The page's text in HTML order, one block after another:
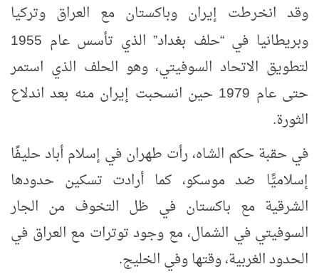
وقد انخرطت إيران وباكستان مع العراق وتركيا
وبريطانيا في“حلف بغداد”
الذي تأسس عام 1955
لتطويق الاتحاد السوفيتي، وهو الحلف الذي استمر
حتى عام 1979 حين انسحبت إيران منه بعد اندلاع
الثورة.
في حقبة حكم الشاه، رأت طهران في إسلام أباد حليفًا
إسلاميًّا ضد موسكو، كما أرادت تسكين حدودها
الشرقية مع باكستان في ظل التخوف من الجار
السوفيتي في الشمال، مع وجود توترات مع العراق في
الحدود الغربية، وقتها وفي الخليج.